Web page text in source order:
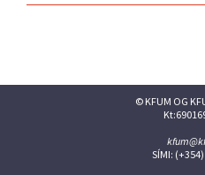
© KFUM OG
SÍMI: